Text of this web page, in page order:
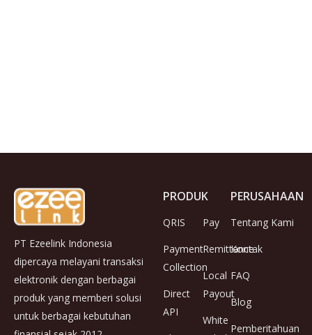
PT Ezeelink Indonesia
dipercaya melayani transaksi
elektronik dengan berbagai
produk yang memberi solusi
untuk berbagai kebutuhan
PRODUK
QRIS
Payment
Collection
Direct
API
Pay
Remittance
Local
Payout
White
PERUSAHAAN
Tentang Kami
Kontak
FAQ
Blog
Pemberitahuan